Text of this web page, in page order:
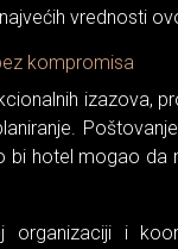
vrednosti
kompromisa
izazova,
bi hotel mogao da
organizaciji i